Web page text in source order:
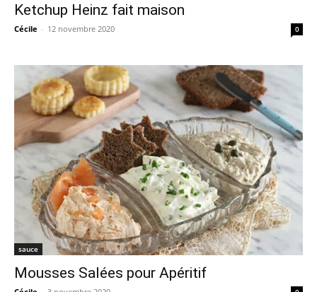
Ketchup Heinz fait maison
Cécile - 12 novembre 2020 0
sauce
Mousses Salées pour Apéritif